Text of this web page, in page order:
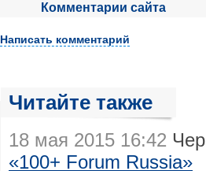
Комментарии сайта
Написать комментарий
Читайте также
18 мая 2015 16:42
«100+ Forum Russia»